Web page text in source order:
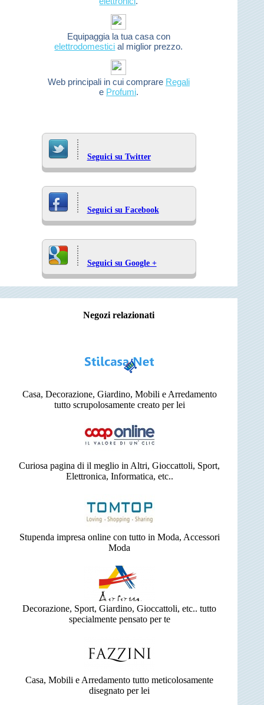
Equipaggia la tua casa con
elettrodomestici al miglior prezzo.
Web principali in cui comprare Regali
e Profumi.
Seguici su Twitter
Seguici su Facebook
Seguici su Google +
Negozi relazionati
Casa, Decorazione, Giardino, Mobili e Arredamento
tutto scrupolosamente creato per lei
Curiosa pagina di il meglio in Altri, Gioccattoli, Sport,
Elettronica, Informatica, etc..
Stupenda impresa online con tutto in Moda, Accessori
Moda
Decorazione, Sport, Giardino, Gioccattoli, etc.. tutto
specialmente pensato per te
Casa, Mobili e Arredamento tutto meticolosamente
disegnato per lei